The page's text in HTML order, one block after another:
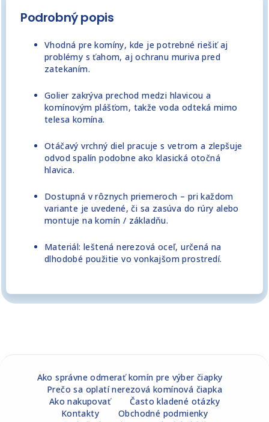
Podrobný popis
Vhodná pre komíny, kde je potrebné riešiť aj
problémy s ťahom, aj ochranu muriva pred
zatekaním.
Golier zakrýva prechod medzi hlavicou a
komínovým plášťom, takže voda odteká mimo
telesa komína.
Otáčavý vrchný diel pracuje s vetrom a zlepšuje
odvod spalín podobne ako klasická otočná
hlavica.
Dostupná v rôznych priemeroch – pri každom
variante je uvedené, či sa zasúva do rúry alebo
montuje na komín / základňu.
Materiál: leštená nerezová oceľ, určená na
dlhodobé použitie vo vonkajšom prostredí.
Z
Ako správne odmerať komín pre výber čiapky
Prečo sa oplatí nerezová komínová čiapka
Ako nakupovať
Často kladené otázky
Kontakty
Obchodné podmienky